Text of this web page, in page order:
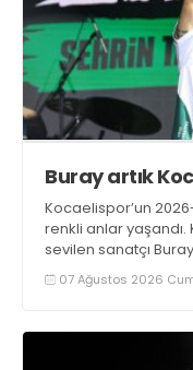
Buray artık
Kocaelispor’un
renkli anlar yaşandı.
sevilen sanatçı
07 Ağustos 2026